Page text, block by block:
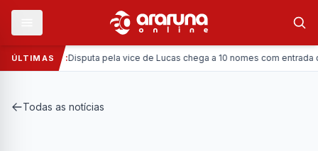
ÚLTIMAS
Política: Disputa pela vice de Lucas chega a 10 nomes com entrada da
Todas as notícias